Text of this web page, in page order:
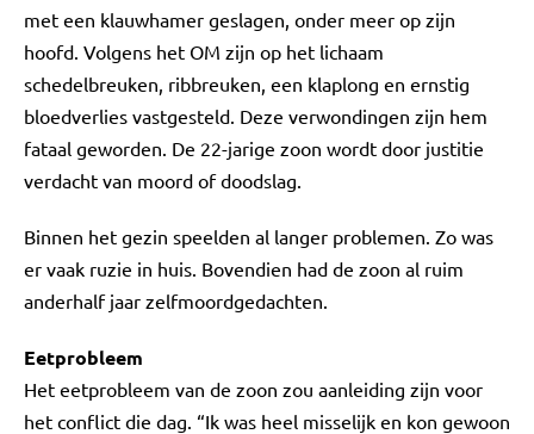
met een klauwhamer geslagen, onder meer op zijn
hoofd. Volgens het OM zijn op het lichaam
schedelbreuken, ribbreuken, een klaplong en ernstig
bloedverlies vastgesteld. Deze verwondingen zijn hem
fataal geworden. De 22-jarige zoon wordt door justitie
verdacht van moord of doodslag.
Binnen het gezin speelden al langer problemen. Zo was
er vaak ruzie in huis. Bovendien had de zoon al ruim
anderhalf jaar zelfmoordgedachten.
Eetprobleem
Het eetprobleem van de zoon zou aanleiding zijn voor
het conflict die dag. “Ik was heel misselijk en kon gewoon